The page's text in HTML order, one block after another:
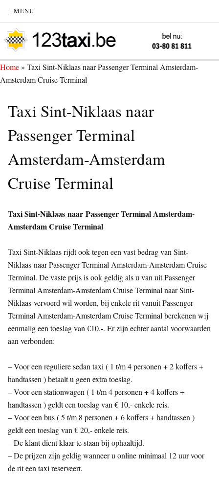
≡ MENU
Home» Taxi Sint-Niklaas naar Passenger Terminal Amsterdam-
Amsterdam Cruise Terminal
Taxi Sint-Niklaas naar
Passenger Terminal
Amsterdam-Amsterdam
Cruise Terminal
Taxi Sint-Niklaas naar Passenger Terminal Amsterdam-
Amsterdam Cruise Terminal
Taxi Sint-Niklaas rijdt ook tegen een vast bedrag van Sint-
Niklaas naar Passenger Terminal Amsterdam-Amsterdam Cruise
Terminal. De vaste prijs is ook geldig als u van uit Passenger
Terminal Amsterdam-Amsterdam Cruise Terminal naar Sint-
Niklaas vervoerd wil worden, bij enkele rit vanuit Passenger
Terminal Amsterdam-Amsterdam Cruise Terminal berekenen wij
eenmalig een toeslag van €10,-. Er zijn echter aantal voorwaarden
aan verbonden:
– Voor een reguliere sedan taxi ( 1 t/m 4 personen + 2 koffers +
handtassen ) betaalt u geen extra toeslag.
– Voor een stationwagen ( 1 t/m 4 personen + 4 koffers +
handtassen ) geldt een toeslag van € 10,- enkele reis.
– Voor een bus ( 5 t/m 8 personen + 6 koffers + handtassen )
geldt een toeslag van € 20,- enkele reis.
– De klant dient klaar te staan bij ophaaltijd.
– De prijzen zijn geldig wanneer u online minimaal 12 uur voor
de rit een taxi reserveert.